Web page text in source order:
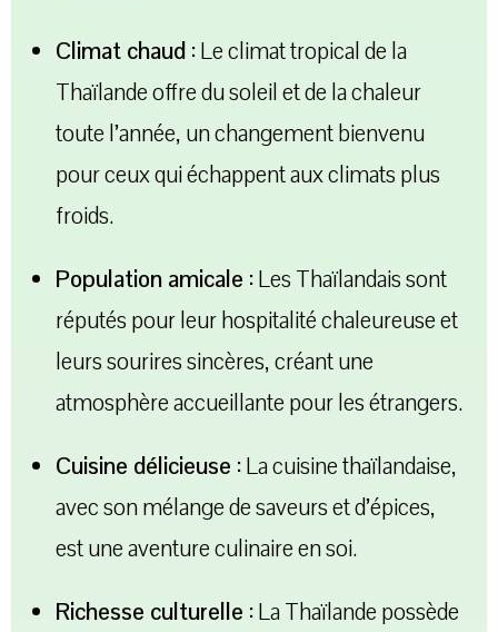
Climat chaud :Le climat tropical de la
Thaïlande offre du soleil et de la chaleur
toute l’année, un changement bienvenu
pour ceux qui échappent aux climats plus
froids.
Population amicale :Les Thaïlandais sont
réputés pour leur hospitalité chaleureuse et
leurs sourires sincères, créant une
atmosphère accueillante pour les étrangers.
Cuisine délicieuse :La cuisine thaïlandaise,
avec son mélange de saveurs et d’épices,
est une aventure culinaire en soi.
Richesse culturelle :La Thaïlande possède